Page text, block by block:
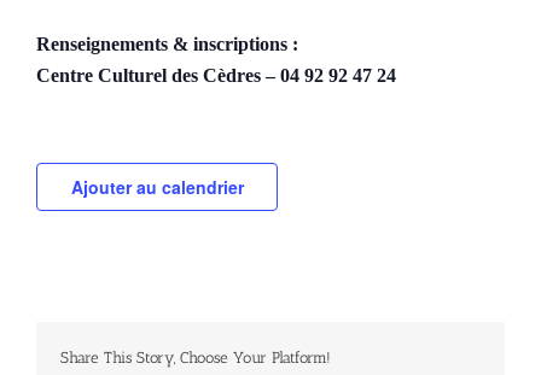
Renseignements & inscriptions :
Centre Culturel des Cèdres – 04 92 92 47 24
Ajouter au calendrier
Share This Story, Choose Your Platform!